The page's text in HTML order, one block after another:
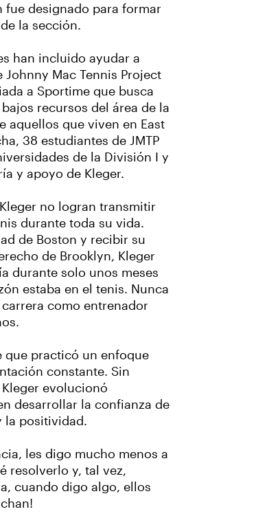
fue designado para formar
la sección.
han incluido ayudar a
Mac Tennis Project
a Sportime que busca
recursos del área de la
aquellos que viven en East
38 estudiantes de JMTP
de la División I y
y apoyo de Kleger.
no logran transmitir
durante toda su vida.
de Boston y recibir su
de Brooklyn, Kleger
durante solo unos meses
estaba en el tenis. Nunca
como entrenador
que practicó un enfoque
constante. Sin
evolucionó
desarrollar la confianza de
la positividad.
les digo mucho menos a
resolverlo y, tal vez,
cuando digo algo, ellos